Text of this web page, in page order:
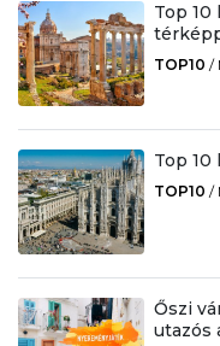
Top 10
TOP10 /
Top
TOP10 /
Őszi
utazós